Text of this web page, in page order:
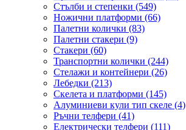
Стълби и степенки (549)
Ножични платформи (66)
Палетни колички (83)
Палетни стакери (9)
Стакери (60)
Транспортни колички (244)
Стелажи и контейнери (26)
Лебедки (213)
Скелета и платформи (145)
Алуминиеви кули тип скеле (4)
Ръчни телфери (41)
Електрически телфери (111)